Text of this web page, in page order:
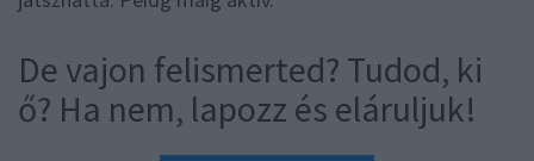
De vajon felismerted? Tudod, ki
ő? Ha nem, lapozz és eláruljuk!